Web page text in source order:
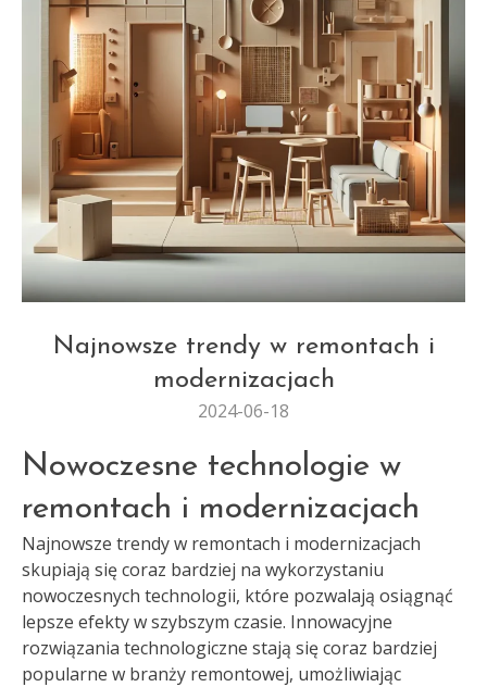
REMONTY I MODERNIZACJE
Najnowsze trendy w remontach i
modernizacjach
2024-06-18
Nowoczesne technologie w
remontach i modernizacjach
Najnowsze trendy w remontach i modernizacjach
skupiają się coraz bardziej na wykorzystaniu
nowoczesnych technologii, które pozwalają osiągnąć
lepsze efekty w szybszym czasie. Innowacyjne
rozwiązania technologiczne stają się coraz bardziej
popularne w branży remontowej, umożliwiając